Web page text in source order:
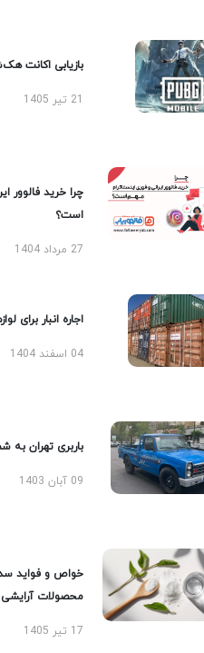
بازیابی اکانت
چرا خرید فالوور
است؟
27 مرداد 1404
اجاره انبار برای
04 اسفند 1404
باربری تهران به
09 آبان 1403
خواص و فواید
محصولات آرایشی
17 تیر 1405